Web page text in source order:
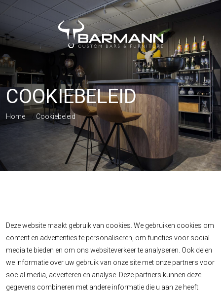
COOKIEBELEID
Home / Cookiebeleid
Deze website maakt gebruik van cookies. We gebruiken cookies om
content en advertenties te personaliseren, om functies voor social
media te bieden en om ons websiteverkeer te analyseren. Ook delen
we informatie over uw gebruik van onze site met onze partners voor
social media, adverteren en analyse. Deze partners kunnen deze
gegevens combineren met andere informatie die u aan ze heeft